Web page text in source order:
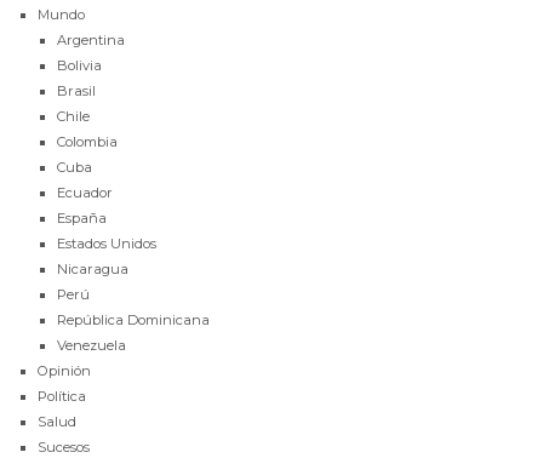
Mundo
Argentina
Bolivia
Brasil
Chile
Colombia
Cuba
Ecuador
España
Estados Unidos
Nicaragua
Perú
República Dominicana
Venezuela
Opinión
Política
Salud
Sucesos